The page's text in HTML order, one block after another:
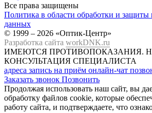
Все права защищены
Политика в области обработки и защиты
данных
© 1999 – 2026 «Оптик-Центр»
Разработка сайта workDNK.ru
ИМЕЮТСЯ ПРОТИВОПОКАЗАНИЯ.
КОНСУЛЬТАЦИЯ СПЕЦИАЛИСТА
адреса запись на приём онлайн-чат
Заказать звонок Позвонить
Продолжая использовать наш сайт, вы
обработку файлов cookie, которые
работу сайта, и подтверждаете, что